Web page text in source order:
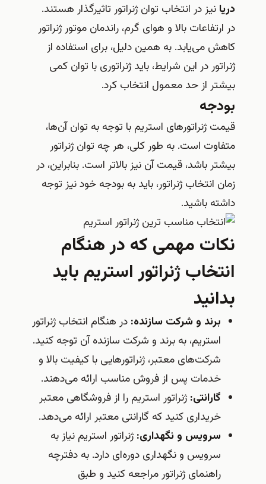
دریا نیز در انتخاب توان ژنراتور تاثیرگذار هستند.
در ارتفاعات بالا و هوای گرم، راندمان موتور ژنراتور
کاهش می‌یابد. به همین دلیل، برای استفاده از
ژنراتور در این شرایط، باید ژنراتوری با توان کمی
بیشتر از حد معمول انتخاب کرد.
بودجه
قیمت ژنراتورهای استریم با توجه به توان آن‌ها،
متفاوت است. به طور کلی، هر چه توان ژنراتور
بیشتر باشد، قیمت آن نیز بالاتر است. بنابراین، در
زمان انتخاب ژنراتور، باید به بودجه خود نیز توجه
داشته باشید.
نکات مهمی که در هنگام
انتخاب ژنراتور استریم باید
بدانید
برند و شرکت سازنده: در هنگام انتخاب ژنراتور
استریم، به برند و شرکت سازنده آن توجه کنید.
شرکت‌های معتبر، ژنراتورهایی با کیفیت بالا و
خدمات پس از فروش مناسب ارائه می‌دهند.
گارانتی:ژنراتور استریم را از فروشگاهی معتبر
خریداری کنید که گارانتی معتبر ارائه می‌دهد.
سرویس و نگهداری:ژنراتور استریم نیاز به
سرویس و نگهداری دوره‌ای دارد. به دفترچه
راهنمای ژنراتور مراجعه کنید و طبق